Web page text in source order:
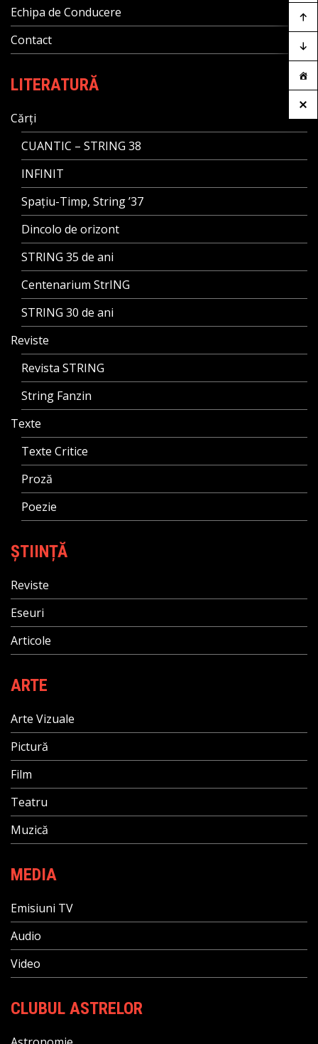
Echipa de Conducere
Contact
LITERATURĂ
Cărți
CUANTIC – STRING 38
INFINIT
Spațiu-Timp, String ’37
Dincolo de orizont
STRING 35 de ani
Centenarium StrING
STRING 30 de ani
Reviste
Revista STRING
String Fanzin
Texte
Texte Critice
Proză
Poezie
ȘTIINȚĂ
Reviste
Eseuri
Articole
ARTE
Arte Vizuale
Pictură
Film
Teatru
Muzică
MEDIA
Emisiuni TV
Audio
Video
CLUBUL ASTRELOR